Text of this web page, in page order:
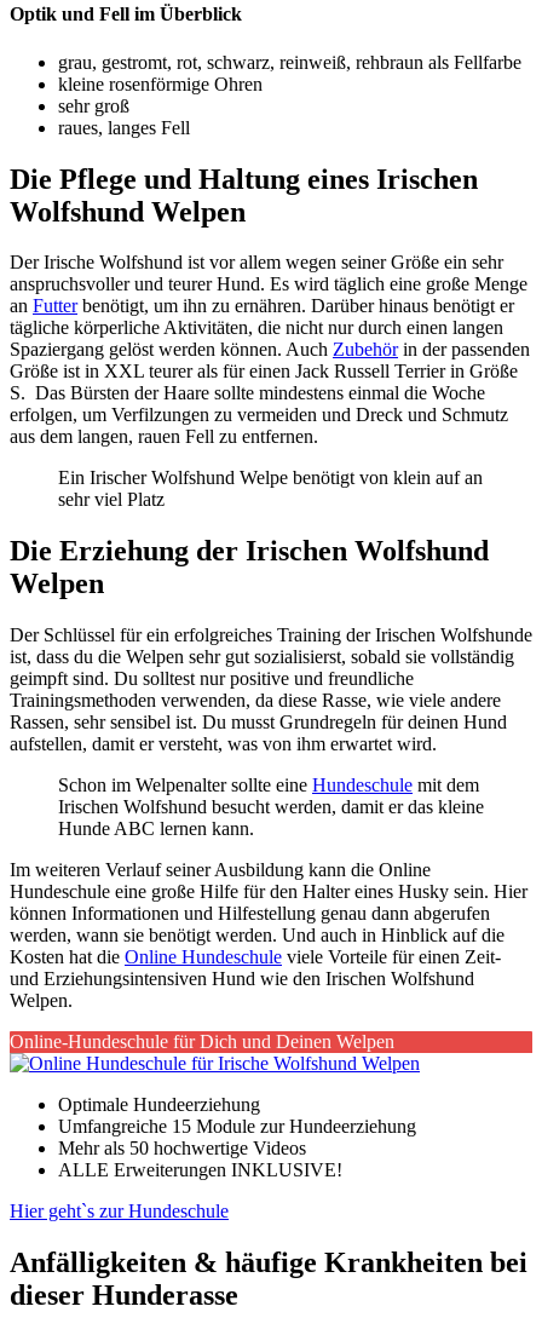
Optik und Fell im Überblick
grau, gestromt, rot, schwarz, reinweiß, rehbraun als Fellfarbe
kleine rosenförmige Ohren
sehr groß
raues, langes Fell
Die Pflege und Haltung eines Irischen
Wolfshund Welpen
Der Irische Wolfshund ist vor allem wegen seiner Größe ein sehr
anspruchsvoller und teurer Hund. Es wird täglich eine große Menge
an Futterbenötigt, um ihn zu ernähren. Darüber hinaus benötigt er
tägliche körperliche Aktivitäten, die nicht nur durch einen langen
Spaziergang gelöst werden können. Auch Zubehörin der passenden
Größe ist in XXL teurer als für einen Jack Russell Terrier in Größe
S. Das Bürsten der Haare sollte mindestens einmal die Woche
erfolgen, um Verfilzungen zu vermeiden und Dreck und Schmutz
aus dem langen, rauen Fell zu entfernen.
Ein Irischer Wolfshund Welpe benötigt von klein auf an
sehr viel Platz
Die Erziehung der Irischen Wolfshund
Welpen
Der Schlüssel für ein erfolgreiches Training der Irischen Wolfshunde
ist, dass du die Welpen sehr gut sozialisierst, sobald sie vollständig
geimpft sind. Du solltest nur positive und freundliche
Trainingsmethoden verwenden, da diese Rasse, wie viele andere
Rassen, sehr sensibel ist. Du musst Grundregeln für deinen Hund
aufstellen, damit er versteht, was von ihm erwartet wird.
Schon im Welpenalter sollte eine Hundeschule mit dem
Irischen Wolfshund besucht werden, damit er das kleine
Hunde ABC lernen kann.
Im weiteren Verlauf seiner Ausbildung kann die Online
Hundeschule eine große Hilfe für den Halter eines Husky sein. Hier
können Informationen und Hilfestellung genau dann abgerufen
werden, wann sie benötigt werden. Und auch in Hinblick auf die
Kosten hat die Online Hundeschule viele Vorteile für einen Zeit-
und Erziehungsintensiven Hund wie den Irischen Wolfshund
Welpen.
Online-Hundeschule für Dich und Deinen Welpen
Optimale Hundeerziehung
Umfangreiche 15 Module zur Hundeerziehung
Mehr als 50 hochwertige Videos
ALLE Erweiterungen INKLUSIVE!
Hier geht`s zur Hundeschule
Anfälligkeiten & häufige Krankheiten bei
dieser Hunderasse